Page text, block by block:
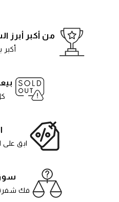
من أكبر أبرز
أكبر
كل
ابق على
فك شفرة